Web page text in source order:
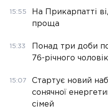
15:55
На Прикарпатті
проща
15:33
Понад три доби
76-річного
15:07
Стартує новий
сонячної
сімей